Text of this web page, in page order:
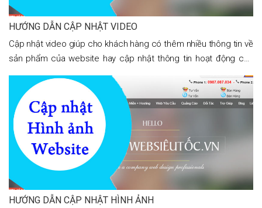
HƯỚNG DẪN CẬP NHẬT VIDEO
Cập nhật video giúp cho khách hàng có thêm nhiều thông tin về
sản phẩm của website hay cập nhật thông tin hoạt động của
website. Hướng dẫn cập nhật Video giúp cho website của
phong phú thêm, thu hút
HƯỚNG DẪN CẬP NHẬT HÌNH ẢNH